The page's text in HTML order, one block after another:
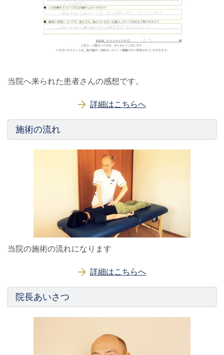
当院へ来られた患者さんの感想です。
詳細はこちらへ
施術の流れ
当院の施術の流れになります
詳細はこちらへ
院長あいさつ